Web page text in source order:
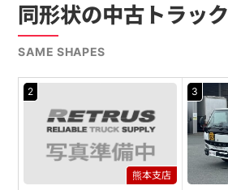
同形状の中古トラック
SAME SHAPES
2
熊本支店
3